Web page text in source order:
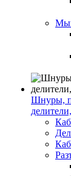
Шнуры,